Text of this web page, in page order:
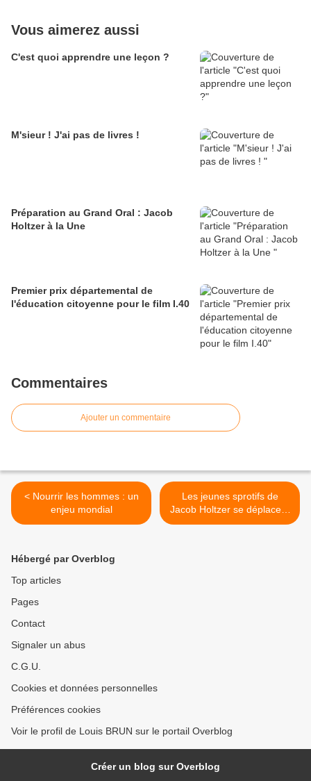
Vous aimerez aussi
C'est quoi apprendre une leçon ?
M'sieur ! J'ai pas de livres !
Préparation au Grand Oral : Jacob
Holtzer à la Une
Premier prix départemental de
l'éducation citoyenne pour le film I.40
Commentaires
Ajouter un commentaire
< Nourrir les hommes : un
enjeu mondial
Les jeunes sprotifs de
Jacob Holtzer se déplacent
à Gruner pour le Téléthon >
Hébergé par Overblog
Top articles
Pages
Contact
Signaler un abus
C.G.U.
Cookies et données personnelles
Préférences cookies
Voir le profil de Louis BRUN sur le portail Overblog
Créer un blog sur Overblog